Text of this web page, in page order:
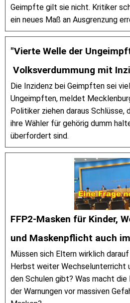
Geimpfte gilt sie nicht. Kritiker
ein neues Maß an Ausgrenzung
"Vierte Welle der
Volksverdummung mit
Die Inzidenz bei Geimpften sei
Ungeimpften, meldet
Politiker ziehen daraus Schlüsse,
ihre Wähler für gehörig dumm
überfordert sind.
FFP2-Masken für Kinder,
und Maskenpflicht auch
Müssen sich Eltern wirklich
Herbst weiter Wechselunterricht
den Schulen gibt? Was macht die
der Warnungen vor massiven